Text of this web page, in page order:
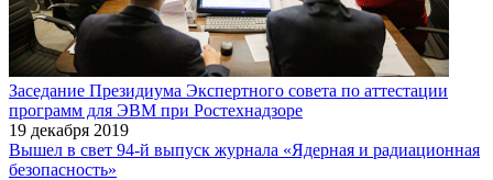
Заседание Президиума Экспертного совета по аттестации
программ для ЭВМ при Ростехнадзоре
19 декабря 2019
Вышел в свет 94-й выпуск журнала «Ядерная и радиационная
безопасность»